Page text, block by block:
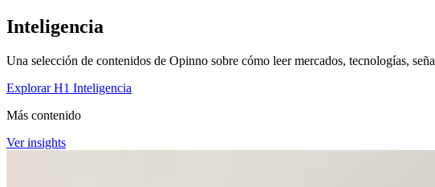
Inteligencia
Una selección de contenidos de Opinno sobre cómo leer mercados, tecnologías,
Explorar H1 Inteligencia
Más contenido
Ver insights